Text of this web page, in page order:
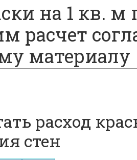
на 1 кв.
расчет
материалу
расход
стен